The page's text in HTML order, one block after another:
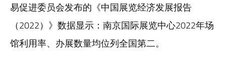
易促进委员会发布的《中国展览经济发展报告
（2022）》数据显示：南京国际展览中心2022年场
馆利用率、办展数量均位列全国第二。